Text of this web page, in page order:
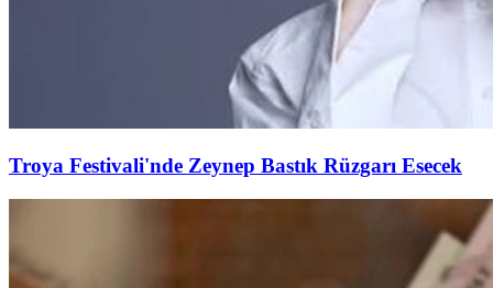
Troya Festivali'nde Zeynep Bastık Rüzgarı Esecek